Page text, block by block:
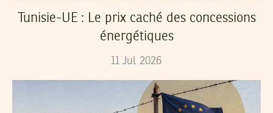
Tunisie-UE : Le prix caché des concessions
énergétiques
11 Jul 2026